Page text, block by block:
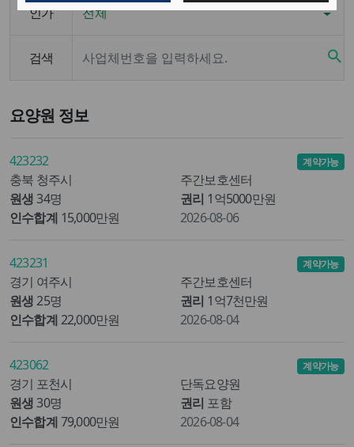
인가 전체
검색 search
요양원 정보
423232
충북 청주시
주간보호센터
원생 34명 권리 1억5000만원
인수합계 15,000만원
계약가능
2026-08-06
423231
경기 여주시
주간보호센터
원생 25명 권리 1억7천만원
인수합계22,000만원
계약가능
2026-08-04
423062
경기 포천시
단독요양원
원생 30명 권리 포함
인수합계79,000만원
계약가능
2026-08-04